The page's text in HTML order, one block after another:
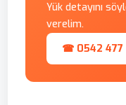
Yük detayını
verelim.
☎ 0542 477